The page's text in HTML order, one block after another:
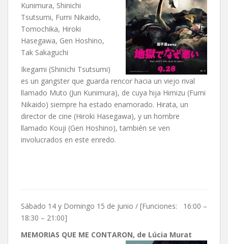
Kunimura, Shinichi
Tsutsumi, Fumi Nikaido,
Tomochika, Hiroki
Hasegawa, Gen Hoshino,
Tak Sakaguchi
Ikegami (Shinichi Tsutsumi)
es un gangster que guarda rencor hacia un viejo rival
llamado Muto (Jun Kunimura), de cuya hija Himizu (Fumi
Nikaido) siempre ha estado enamorado. Hirata, un
director de cine (Hiroki Hasegawa), y un hombre
llamado Kouji (Gen Hoshino), también se ven
involucrados en este enredo.
Sábado 14 y Domingo 15 de junio / [Funciones: 16:00 –
18:30 – 21:00]
MEMORIAS QUE ME CONTARON, de Lúcia Murat